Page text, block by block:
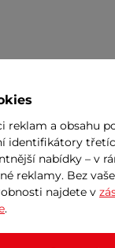
rámů. Na
zaručí
reklam a obsahu
identifikátory
nabídky – v
reklamy. Bez
najdete v
.